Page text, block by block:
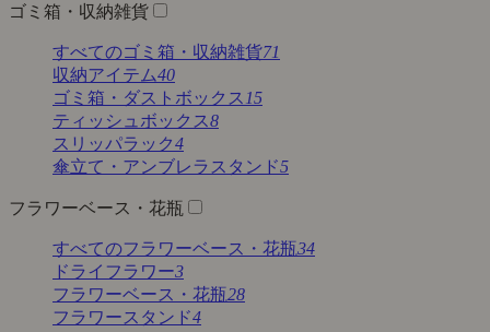
ゴミ箱・収納雑貨
すべてのゴミ箱・収納雑貨71
収納アイテム40
ゴミ箱・ダストボックス 15
ティッシュボックス8
スリッパラック4
傘立て・アンブレラスタンド5
フラワーベース・花瓶
すべてのフラワーベース・花瓶34
ドライフラワー3
フラワーベース・花瓶28
フラワースタンド4